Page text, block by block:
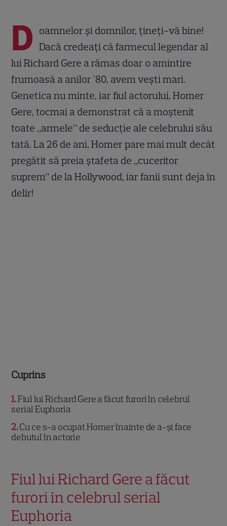
D oamnelor și domnilor, țineți-vă bine!
Dacă credeați că farmecul legendar al
lui Richard Gere a rămas doar o amintire
frumoasă a anilor '80, avem vești mari.
Genetica nu minte, iar fiul actorului, Homer
Gere, tocmai a demonstrat că a moștenit
toate „armele” de seducție ale celebrului său
tată. La 26 de ani, Homer pare mai mult decât
pregătit să preia ștafeta de „cuceritor
suprem” de la Hollywood, iar fanii sunt deja în
delir!
Cuprins
1 Fiul lui Richard Gere a făcut furori în celebrul
serial Euphoria
2 Cu ce s-a ocupat Homer înainte de a-și face
debutul în actorie
Fiul lui Richard Gere a făcut
furori în celebrul serial
Euphoria